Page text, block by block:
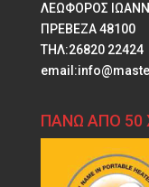
ΛΕΩΦΟΡΟΣ
ΠΡΕΒΕΖΑ 48100
ΤΗΛ:26820 22424
ΠΑΝΩ ΑΠΟ 50